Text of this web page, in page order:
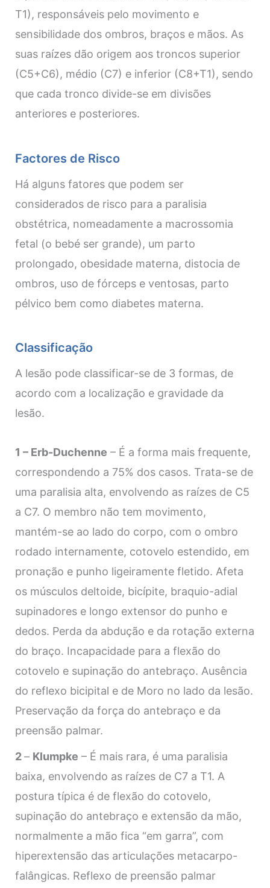
T1), responsáveis pelo movimento e
sensibilidade dos ombros, braços e mãos. As
suas raízes dão origem aos troncos superior
(C5+C6), médio (C7) e inferior (C8+T1), sendo
que cada tronco divide-se em divisões
anteriores e posteriores.
Factores de Risco
Há alguns fatores que podem ser
considerados de risco para a paralisia
obstétrica, nomeadamente a macrossomia
fetal (o bebé ser grande), um parto
prolongado, obesidade materna, distocia de
ombros, uso de fórceps e ventosas, parto
pélvico bem como diabetes materna.
Classificação
A lesão pode classificar-se de 3 formas, de
acordo com a localização e gravidade da
lesão.
1 – Erb-Duchenne – É a forma mais frequente,
correspondendo a 75% dos casos. Trata-se de
uma paralisia alta, envolvendo as raízes de C5
a C7. O membro não tem movimento,
mantém-se ao lado do corpo, com o ombro
rodado internamente, cotovelo estendido, em
pronação e punho ligeiramente fletido. Afeta
os músculos deltoide, bicípite, braquio-adial
supinadores e longo extensor do punho e
dedos. Perda da abdução e da rotação externa
do braço. Incapacidade para a flexão do
cotovelo e supinação do antebraço. Ausência
do reflexo bicipital e de Moro no lado da lesão.
Preservação da força do antebraço e da
preensão palmar.
2– Klumpke – É mais rara, é uma paralisia
baixa, envolvendo as raízes de C7 a T1. A
postura típica é de flexão do cotovelo,
supinação do antebraço e extensão da mão,
normalmente a mão fica “em garra”, com
hiperextensão das articulações metacarpo-
falângicas. Reflexo de preensão palmar